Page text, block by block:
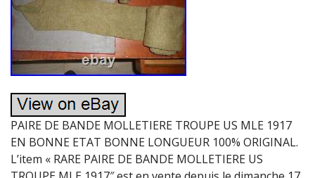
PAIRE DE BANDE MOLLETIERE TROUPE US MLE 1917
EN BONNE ETAT BONNE LONGUEUR 100% ORIGINAL.
L’item « RARE PAIRE DE BANDE MOLLETIERE US